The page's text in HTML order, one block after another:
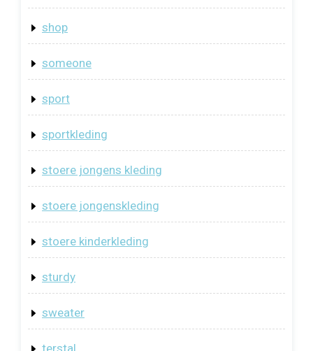
shop
someone
sport
sportkleding
stoere jongens kleding
stoere jongenskleding
stoere kinderkleding
sturdy
sweater